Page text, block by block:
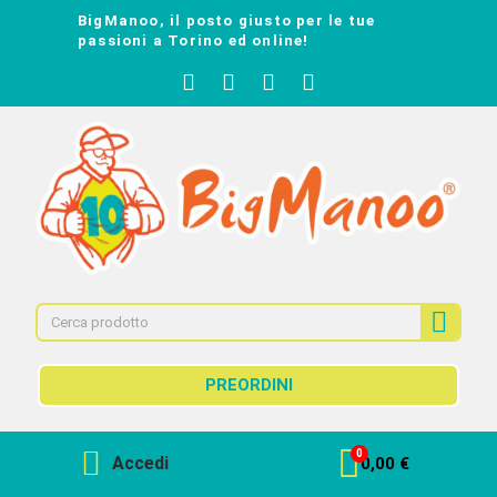
BigManoo, il posto giusto per le tue
passioni a Torino ed online!
PREORDINI
Accedi 0,00 €